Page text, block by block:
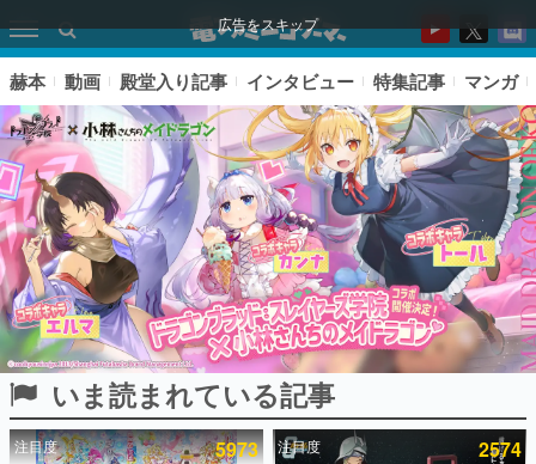
広告をスキップ
ピックアップ
赫本 動画 殿堂入り記事 インタビュー 特集記事 マンガ
いま読まれている記事
注目度 5973 注目度 2574